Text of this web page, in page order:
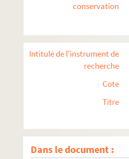
conservation
Intitulé de l'instrument de
recherche
Cote
Titre
Dans le document :